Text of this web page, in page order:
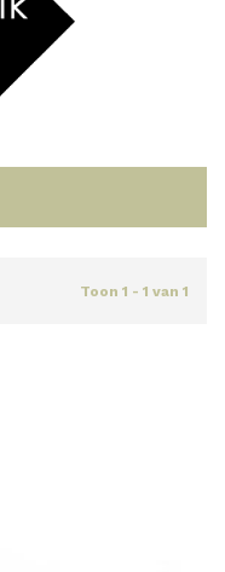
Toon 1 - 1 van 1